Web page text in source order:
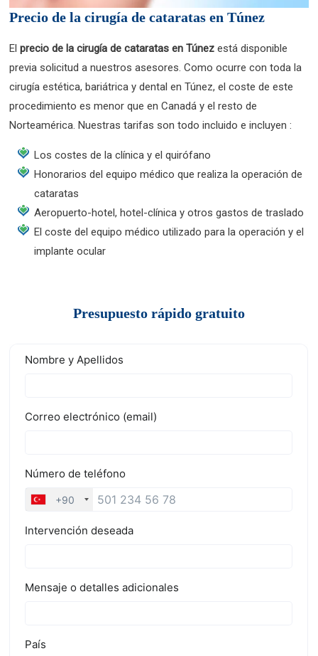
Precio de la cirugía de cataratas en Túnez
Elprecio de la cirugía de cataratas en Túnez está disponible
previa solicitud a nuestros asesores. Como ocurre con toda la
cirugía estética, bariátrica y dental en Túnez, el coste de este
procedimiento es menor que en Canadá y el resto de
Norteamérica. Nuestras tarifas son todo incluido e incluyen :
Los costes de la clínica y el quirófano
Honorarios del equipo médico que realiza la operación de
cataratas
Aeropuerto-hotel, hotel-clínica y otros gastos de traslado
El coste del equipo médico utilizado para la operación y el
implante ocular
Presupuesto rápido gratuito